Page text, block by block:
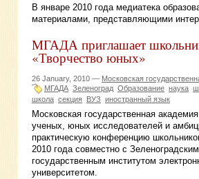
В январе 2010 года медиатека
материалами, представляющими
МГАДА приглашает
«Творчество юных»
26 January, 2010 — Московская
МГАДА Зеленоград Образование наука
школа секция ВУЗ иностранный язык
Московская государственная
ученых, юных исследователей и
практическую конференцию
2010 года совместно с
государственным институтом
университетом.